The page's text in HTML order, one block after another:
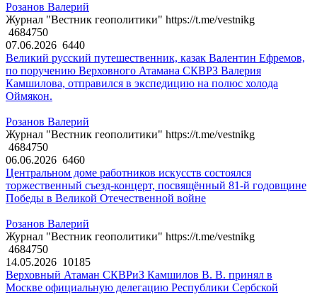
Розанов Валерий
Журнал "Вестник геополитики" https://t.me/vestnikg
4684750
07.06.2026 6440
Великий русский путешественник, казак Валентин Ефремов,
по поручению Верховного Атамана СКВРЗ Валерия
Камшилова, отправился в экспедицию на полюс холода
Оймякон.
Розанов Валерий
Журнал "Вестник геополитики" https://t.me/vestnikg
4684750
06.06.2026 6460
Центральном доме работников искусств состоялся
торжественный съезд-концерт, посвящённый 81-й годовщине
Победы в Великой Отечественной войне
Розанов Валерий
Журнал "Вестник геополитики" https://t.me/vestnikg
4684750
14.05.2026 10185
Верховный Атаман СКВРиЗ Камшилов В. В. принял в
Москве официальную делегацию Республики Сербской